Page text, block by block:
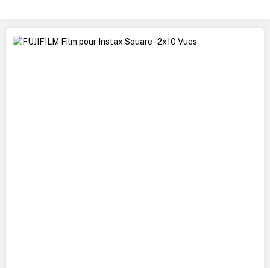
Ignorer la galerie d'images